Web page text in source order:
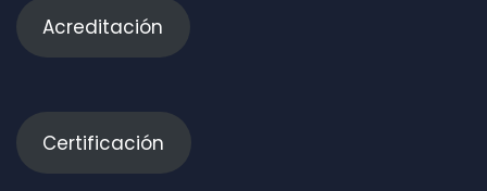
Acreditación
Certificación